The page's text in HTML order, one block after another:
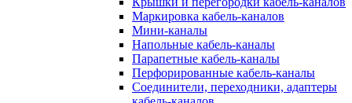
Маркировка кабель-каналов
Мини-каналы
Напольные кабель-каналы
Парапетные кабель-каналы
Перфорированные кабель-каналы
Соединители, переходники, адаптеры